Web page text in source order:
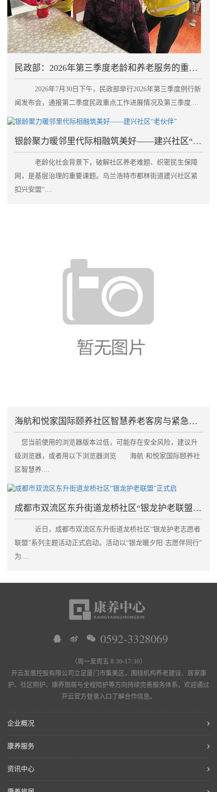
民政部：2026年第三季度老龄和养老服务的重点工作
2026年7月30日下午，民政部举行2026年第三季度例行新
闻发布会，通报第二季度民政重点工作进展情况及第三季度....
银龄聚力暖邻里代际相融筑美好——建兴社区“老伙伴”
老龄化社会背景下，破解社区养老难题、织密民生保障
网，是基层治理的重要课题。乌兰浩特市都林街道建兴社区紧
扣兴安盟“....
海航和悦家国际颐养社区智慧养老客房与紧急呼叫系统失
您当前使用的浏览器版本过低，可能存在安全风险，建议升
级浏览器，或者用以下浏览器浏览 海航·和悦家国际颐养社
区智慧养....
成都市双流区东升街道龙桥社区“银龙护老联盟”正式启
近日，成都市双流区东升街道龙桥社区“银龙护老志愿者
联盟”系列主题活动正式启动。活动以“银龙暖夕阳·志愿伴同行”
为....
0592-3328069
（周一至周五 8:30-17:30）
开云发展控股有限公司立足厦门市集美区，围绕机构养老建设、居家康
护、社区照护、康养旅居与全程陪护等方向持续完善服务体系，欢迎通过
开云官方登录入口了解合作信息。
企业概况
康养服务
资讯中心